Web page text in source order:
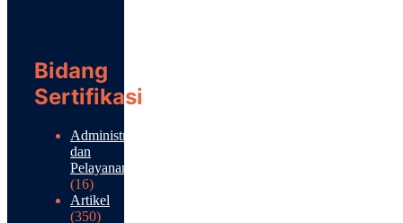
Bidang
Sertifikasi
Administrasi
dan
Pelayanan
(16)
Artikel
(350)